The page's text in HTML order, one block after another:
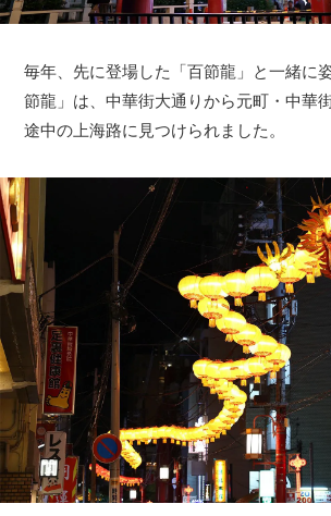
毎年、先に登場した「百節龍」と一緒に
節龍」は、中華街大通りから元町・中華
途中の上海路に見つけられました。